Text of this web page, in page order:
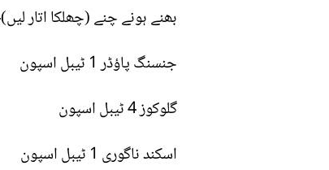
بھنے ہونے چنے (چھلکا اتار لیں)4 ٹیبل اسپون
جنسنگ پاؤڈر 1 ٹیبل اسپون
گلوکوز 4 ٹیبل اسپون
اسکند ناگوری 1 ٹیبل اسپون